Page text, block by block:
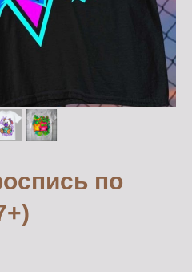
по